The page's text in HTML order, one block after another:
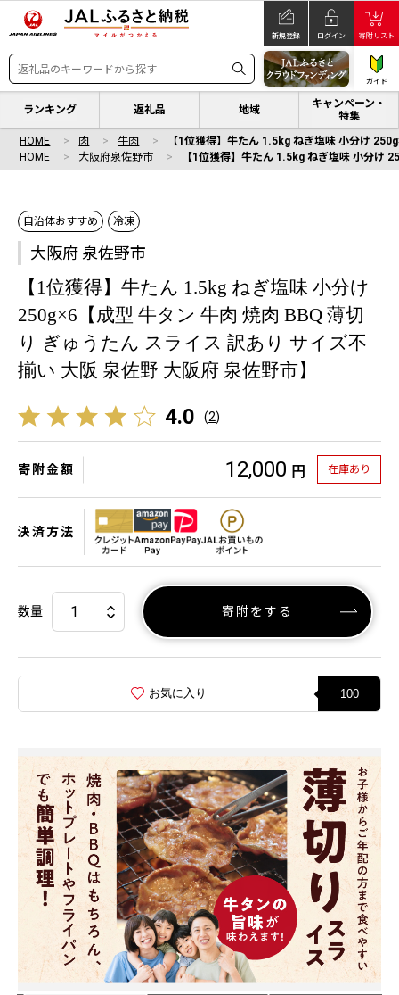
新規登録 ログイン 寄附リスト
ガイド
ランキング 返礼品 地域
キャンペーン・
特集
HOME 肉 牛肉
【1位獲得】牛たん 1.5kg ねぎ塩味 小分け
HOME
大阪府泉佐野市 【1位獲得】牛たん 1.5kg ねぎ塩味 小分け
自治体おすすめ 冷凍
大阪府 泉佐野市
【1位獲得】牛たん 1.5kg ねぎ塩味 小分け
250g×6【成型 牛タン 牛肉 焼肉 BBQ 薄切
り ぎゅうたん スライス 訳あり サイズ不
揃い 大阪 泉佐野 大阪府 泉佐野市】
4.0 (2)
寄附金額 12,000 円 在庫あり
決済方法
数量 寄附をする
お気に入り 100